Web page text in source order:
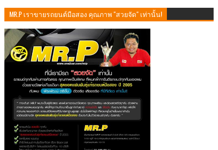
MR.P เราขายรถยนต์มือสอง คุณภาพ "สวยจัด" เท่านั้น!